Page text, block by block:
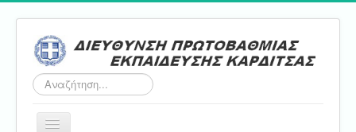
Αναζήτηση...
Εναλλαγή